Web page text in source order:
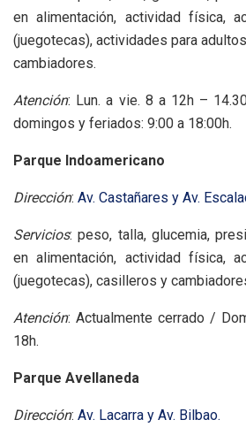
en alimentación, actividad física,
(juegotecas), actividades para
cambiadores.
Atención: Lun. a vie. 8 a 12h –
domingos y feriados: 9:00 a 18:00h.
Parque Indoamericano
Dirección: Av. Castañares y Av.
Servicios: peso, talla, glucemia,
en alimentación, actividad física,
(juegotecas), casilleros y
Atención: Actualmente cerrado /
18h.
Parque Avellaneda
Dirección: Av. Lacarra y Av. Bilbao.